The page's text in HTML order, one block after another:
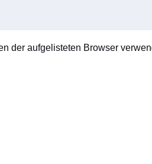
der aufgelisteten Browser